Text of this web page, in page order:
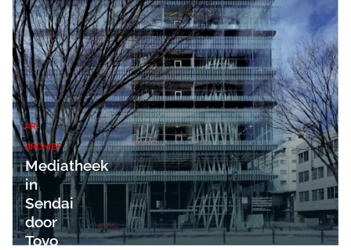
AR-
ARCHIEF
Mediatheek
in
Sendai
door
Toyo